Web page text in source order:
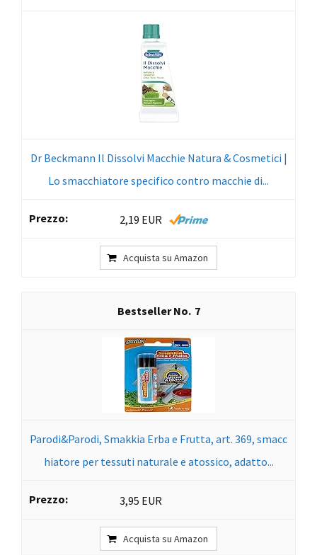
Dr Beckmann Il Dissolvi Macchie Natura & Cosmetici |
Lo smacchiatore specifico contro macchie di...
2,19 EUR
Acquista su Amazon
7
Parodi&Parodi, Smakkia Erba e Frutta, art. 369, smacc
hiatore per tessuti naturale e atossico, adatto...
3,95 EUR
Acquista su Amazon